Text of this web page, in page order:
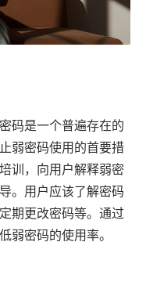
码是一个普遍存在的
弱密码使用的首要措
训，向用户解释弱密
。用户应该了解密码
期更改密码等。通过
弱密码的使用率。